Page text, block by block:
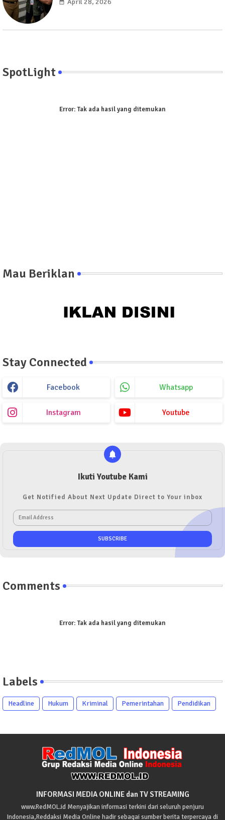
SpotLight
Error:Tak ada hasil yang ditemukan
Mau Beriklan
Stay Connected
Facebook Whatsapp
Instagram Youtube
Ikuti Youtube Kami
Get Notified About Next Update Direct to Your inbox
Comments
Error:Tak ada hasil yang ditemukan
Labels
Headline Hukum Kriminal Pemerintahan Pendidikan
INFORMASI MEDIA ONLINE dan TV STREAMING
www.RedMOL.id Menyajikan informasi terkini dari seluruh penjuru
Indonesia,Reddaksi Media Online hadir sebagai sumber berita terpercaya di